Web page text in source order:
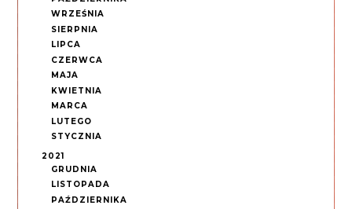
WRZEŚNIA
SIERPNIA
LIPCA
CZERWCA
MAJA
KWIETNIA
MARCA
LUTEGO
STYCZNIA
2021
GRUDNIA
LISTOPADA
PAŹDZIERNIKA